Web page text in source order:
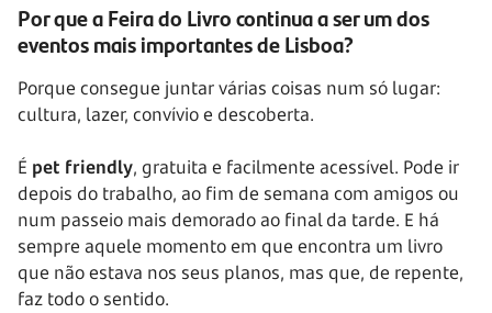
Por que a Feira do Livro continua a ser um dos
eventos mais importantes de Lisboa?
Porque consegue juntar várias coisas num só lugar:
cultura, lazer, convívio e descoberta.
É pet friendly, gratuita e facilmente acessível. Pode ir
depois do trabalho, ao fim de semana com amigos ou
num passeio mais demorado ao final da tarde. E há
sempre aquele momento em que encontra um livro
que não estava nos seus planos, mas que, de repente,
faz todo o sentido.